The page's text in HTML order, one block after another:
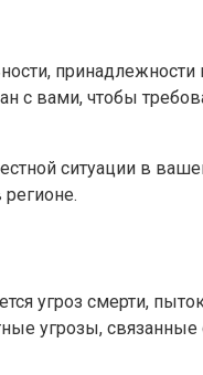
с вами, чтобы
ситуации в
угроз смерти,
угрозы,